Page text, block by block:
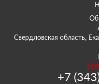
Свердловская область,
+7